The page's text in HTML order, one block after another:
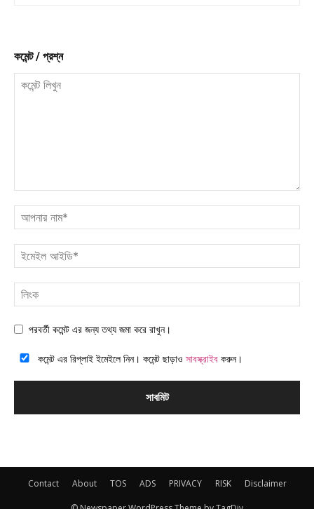
কমেন্ট / প্রশ্ন
পরবর্তী কমেন্ট এর জন্য তথ্য জমা করে রাখুন।
কমেন্ট এর রিপ্লাই ইমেইলে নিন। কমেন্ট ছাড়াও সাবস্ক্রাইব করুন।
Contact About TOS ADS PRIVACY RISK Disclaimer